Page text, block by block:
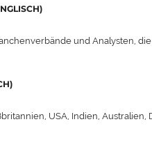
und Analysten,
USA, Indien, Australien,